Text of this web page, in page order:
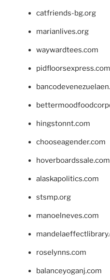
catfriends-bg.org
marianlives.org
waywardtees.com
pidfloorsexpress.com
hingstonnt.com
chooseagender.com
hoverboardssale.com
alaskapolitics.com
stsmp.org
manoelneves.com
roselynns.com
balanceyoganj.com